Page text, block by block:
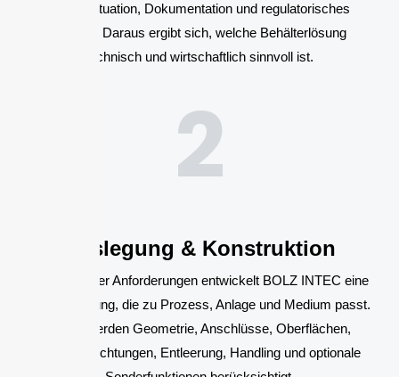
Einbausituation, Dokumentation und regulatorisches
Umfeld. Daraus ergibt sich, welche Behälterlösung
technisch und wirtschaftlich sinnvoll ist.
2
Auslegung & Konstruktion
Auf Basis der Anforderungen entwickelt BOLZ INTEC eine
Behälterlösung, die zu Prozess, Anlage und Medium passt.
Dabei werden Geometrie, Anschlüsse, Oberflächen,
Deckel, Dichtungen, Entleerung, Handling und optionale